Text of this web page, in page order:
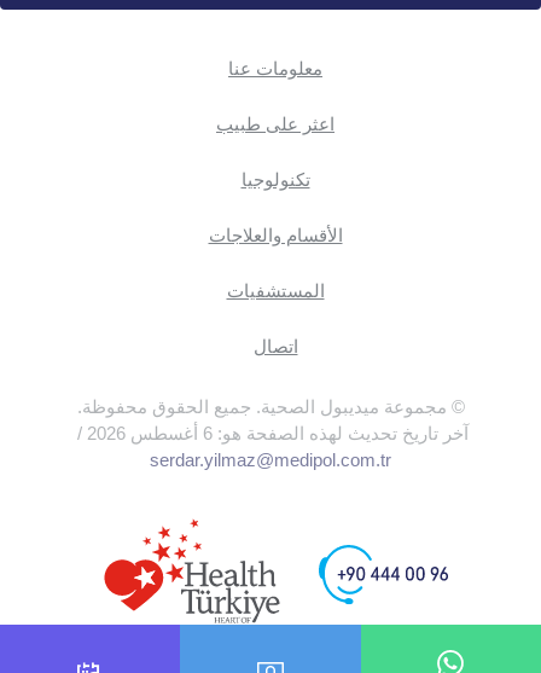
معلومات عنا
اعثر على طبيب
تكنولوجيا
الأقسام والعلاجات
المستشفيات
اتصال
© مجموعة ميديبول الصحية. جميع الحقوق محفوظة.
آخر تاريخ تحديث لهذه الصفحة هو: 6 أغسطس 2026 /
serdar.yilmaz@medipol.com.tr